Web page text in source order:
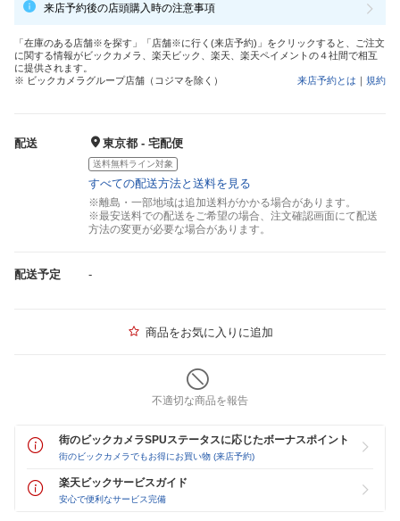
来店予約後の店頭購入時の注意事項
「在庫のある店舗※を探す」「店舗※に行く(来店予約)」をクリックすると、ご注文
に関する情報がビックカメラ、楽天ビック、楽天、楽天ペイメントの４社間で相互
に提供されます。
※ ビックカメラグループ店舗（コジマを除く）
来店予約とは ｜ 規約
配送 東京都 - 宅配便
送料無料ライン対象
すべての配送方法と送料を見る
※離島・一部地域は追加送料がかかる場合があります。
※最安送料での配送をご希望の場合、注文確認画面にて配送
方法の変更が必要な場合があります。
配送予定 -
商品をお気に入りに追加
不適切な商品を報告
街のビックカメラSPUステータスに応じたボーナスポイント
街のビックカメラでもお得にお買い物 (来店予約)
楽天ビックサービスガイド
安心で便利なサービス完備